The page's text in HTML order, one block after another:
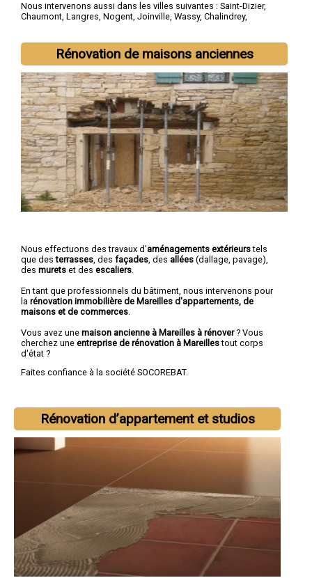
Nous intervenons aussi dans les villes suivantes : Saint-Dizier,
Chaumont, Langres, Nogent, Joinville, Wassy, Chalindrey,
Rénovation de maisons anciennes
Nous effectuons des travaux d'aménagements extérieurstels
que desterrasses , des façades , des allées (dallage, pavage),
des murets et des escaliers
En tant que professionnels du bâtiment, nous intervenons pour
la rénovation immobilière de Mareilles d'appartements, de
maisons et de commerces
Vous avez une maison ancienne à Mareilles à rénover? Vous
cherchez une entreprise de rénovation à Mareillestout corps
d'état ?
Faites confiance à la société SOCOREBAT.
Rénovation d’appartement et studios